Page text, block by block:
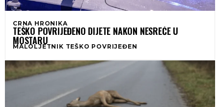
CRNA HRONIKA
TEŠKO POVRIJEĐENO DIJETE NAKON NESREĆE U
MOSTARU
MALOLJETNIK TEŠKO POVRIJEĐEN